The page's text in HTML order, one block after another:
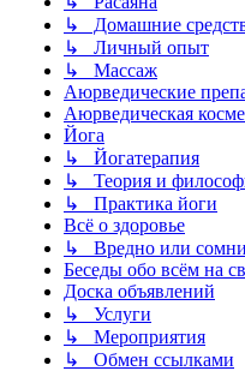
↳ Домашние
↳ Личный опыт
↳ Массаж
Аюрведические
Аюрведическая
Йога
↳ Йогатерапия
↳ Теория и
↳ Практика йоги
Всё о здоровье
↳ Вредно или
Беседы обо всём на
Доска объявлений
↳ Услуги
↳ Мероприятия
↳ Обмен ссылками